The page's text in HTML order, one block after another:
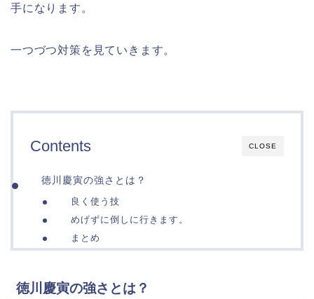
手になります。
一つづつ対策を見ていきます。
CLOSE
Contents
徳川慶寅の強さとは？
良く使う技
めげずに倒しに行きます。
まとめ
徳川慶寅の強さとは？